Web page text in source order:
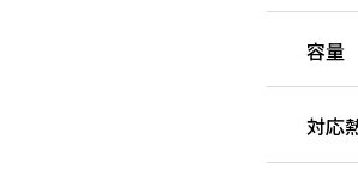
容量
対応